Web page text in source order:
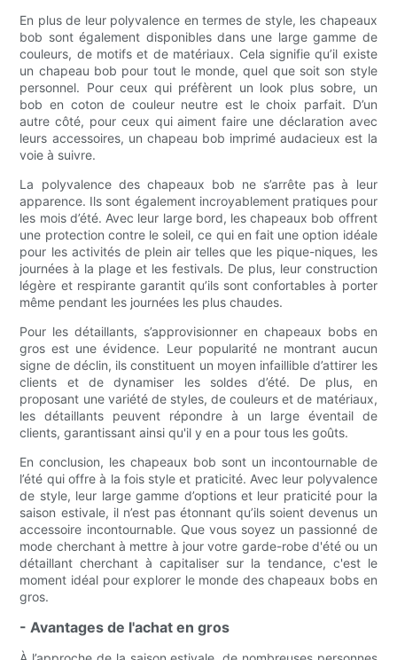
En plus de leur polyvalence en termes de style, les chapeaux
bob sont également disponibles dans une large gamme de
couleurs, de motifs et de matériaux. Cela signifie qu’il existe
un chapeau bob pour tout le monde, quel que soit son style
personnel. Pour ceux qui préfèrent un look plus sobre, un
bob en coton de couleur neutre est le choix parfait. D’un
autre côté, pour ceux qui aiment faire une déclaration avec
leurs accessoires, un chapeau bob imprimé audacieux est la
voie à suivre.
La polyvalence des chapeaux bob ne s’arrête pas à leur
apparence. Ils sont également incroyablement pratiques pour
les mois d’été. Avec leur large bord, les chapeaux bob offrent
une protection contre le soleil, ce qui en fait une option idéale
pour les activités de plein air telles que les pique-niques, les
journées à la plage et les festivals. De plus, leur construction
légère et respirante garantit qu’ils sont confortables à porter
même pendant les journées les plus chaudes.
Pour les détaillants, s’approvisionner en chapeaux bobs en
gros est une évidence. Leur popularité ne montrant aucun
signe de déclin, ils constituent un moyen infaillible d’attirer les
clients et de dynamiser les soldes d’été. De plus, en
proposant une variété de styles, de couleurs et de matériaux,
les détaillants peuvent répondre à un large éventail de
clients, garantissant ainsi qu'il y en a pour tous les goûts.
En conclusion, les chapeaux bob sont un incontournable de
l’été qui offre à la fois style et praticité. Avec leur polyvalence
de style, leur large gamme d’options et leur praticité pour la
saison estivale, il n’est pas étonnant qu’ils soient devenus un
accessoire incontournable. Que vous soyez un passionné de
mode cherchant à mettre à jour votre garde-robe d'été ou un
détaillant cherchant à capitaliser sur la tendance, c'est le
moment idéal pour explorer le monde des chapeaux bobs en
gros.
- Avantages de l'achat en gros